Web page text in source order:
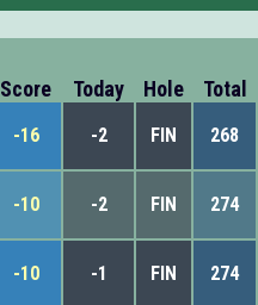
Score Today Hole
Total
-16 -2 FIN 268
-10 -2 FIN 274
-10 -1 FIN 274